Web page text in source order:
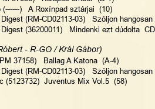
)   A Roxínpad sztárjai  (10)
(RM-CD02113-03)   Szóljon
(36200011)   Mindenki ezt dúdolta
- R-GO / Král Gábor)
37158)   Ballag A Katona  (A-4)
(RM-CD02113-03)   Szóljon
(5123732)  Juventus Mix Vol.5  (58)